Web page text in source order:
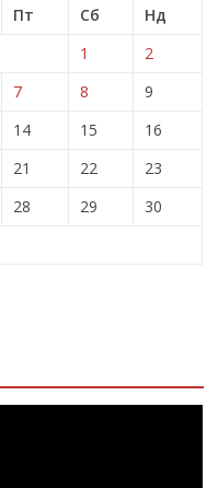
Пт Сб
Нд
1
2
7 8
9
14 15
16
21 22
23
28 29
30